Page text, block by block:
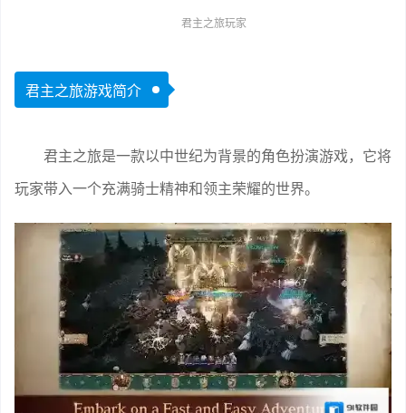
君主之旅玩家
君主之旅游戏简介
君主之旅是一款以中世纪为背景的角色扮演游戏，它将
玩家带入一个充满骑士精神和领主荣耀的世界。